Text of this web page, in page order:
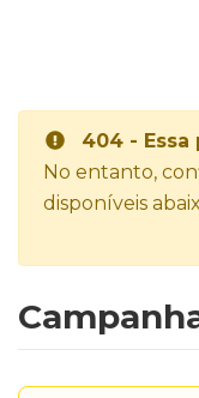
404 - Essa
No entanto,
disponíveis